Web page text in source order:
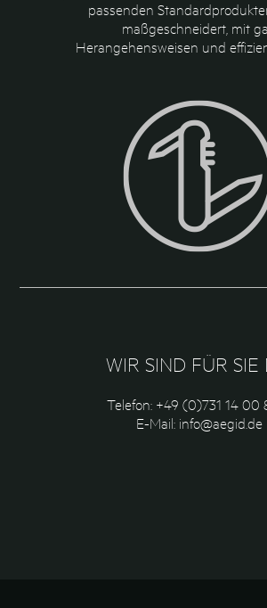
passenden
maßgeschneidert, mit
Herangehensweisen und
WIR SIND FÜR SIE
Telefon: +49 (0)731 14 00
E-Mail: info@aegid.de